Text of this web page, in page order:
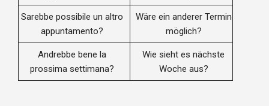
Sarebbe possibile un altro
appuntamento?
Wäre ein anderer Termin
möglich?
Andrebbe bene la
prossima settimana?
Wie sieht es nächste
Woche aus?